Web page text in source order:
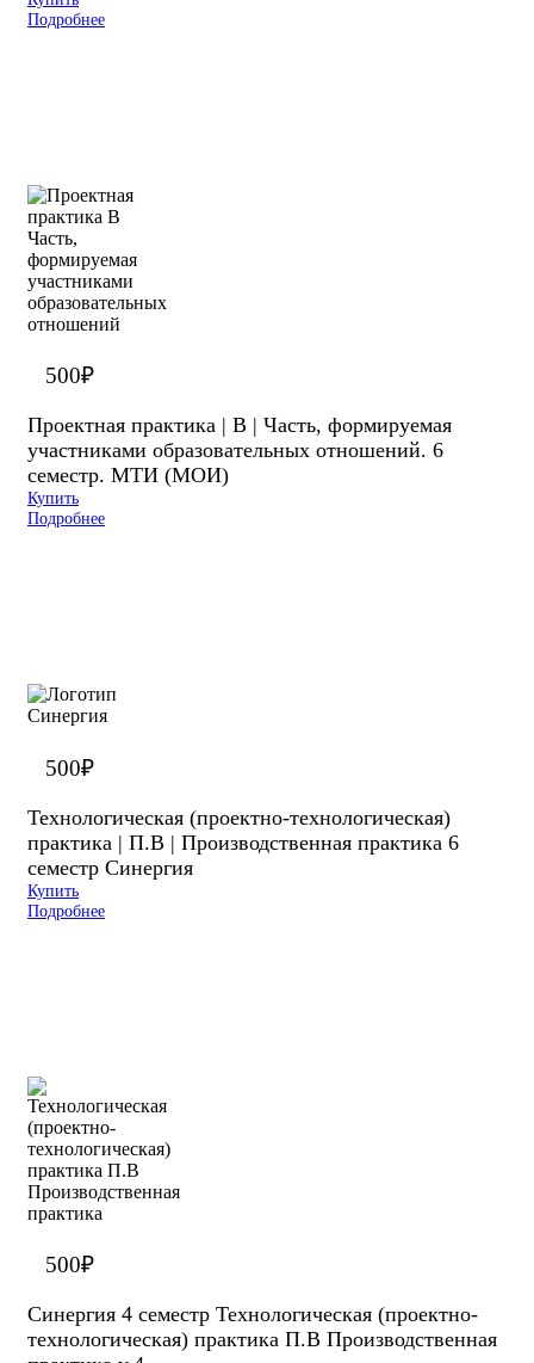
Подробнее
500₽
Проектная практика | В | Часть, формируемая
участниками образовательных отношений. 6
семестр. МТИ (МОИ)
Купить
Подробнее
500₽
Технологическая (проектно-технологическая)
практика | П.В | Производственная практика 6
семестр Синергия
Купить
Подробнее
500₽
Синергия 4 семестр Технологическая (проектно-
технологическая) практика П.В Производственная